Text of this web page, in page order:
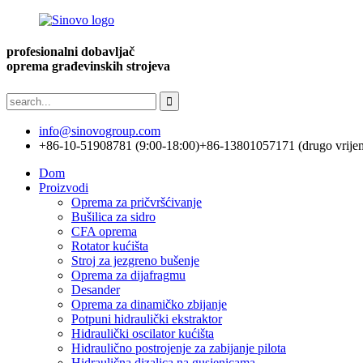
profesionalni dobavljač
oprema građevinskih strojeva
info@sinovogroup.com
+86-10-51908781 (9:00-18:00)+86-13801057171 (drugo
Dom
Proizvodi
Oprema za pričvršćivanje
Bušilica za sidro
CFA oprema
Rotator kućišta
Stroj za jezgreno bušenje
Oprema za dijafragmu
Desander
Oprema za dinamičko zbijanje
Potpuni hidraulički ekstraktor
Hidraulički oscilator kućišta
Hidraulično postrojenje za zabijanje pilota